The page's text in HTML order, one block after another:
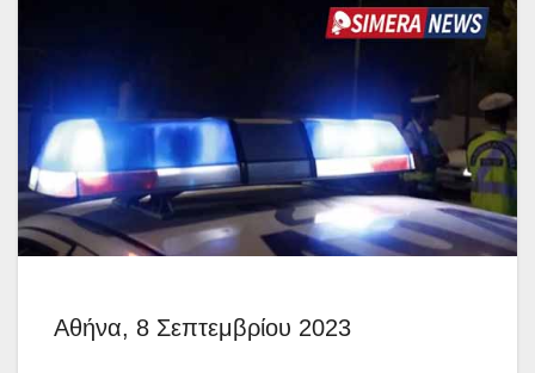
Αθήνα, 8 Σεπτεμβρίου 2023